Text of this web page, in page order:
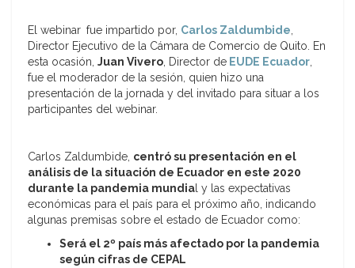
El webinar fue impartido por, Carlos Zaldumbide,
Director Ejecutivo de la Cámara de Comercio de Quito. En
esta ocasión, Juan Vivero, Director de EUDE Ecuador,
fue el moderador de la sesión, quien hizo una
presentación de la jornada y del invitado para situar a los
participantes del webinar.
Carlos Zaldumbide, centró su presentación en el
análisis de la situación de Ecuador en este 2020
durante la pandemia mundial y las expectativas
económicas para el país para el próximo año, indicando
algunas premisas sobre el estado de Ecuador como:
Será el 2º país más afectado por la pandemia
según cifras de CEPAL